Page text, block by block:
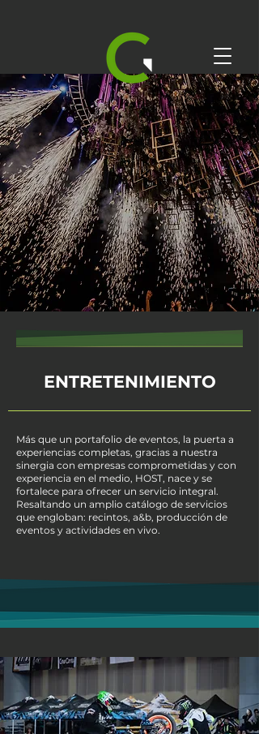
ENTRETENIMIENTO
Más que un portafolio de eventos, la puerta a
experiencias completas, gracias a nuestra
sinergia con empresas comprometidas y con
experiencia en el medio, HOST, nace y se
fortalece para ofrecer un servicio integral.
Resaltando un amplio catálogo de servicios
que engloban: recintos, a&b, producción de
eventos y actividades en vivo.